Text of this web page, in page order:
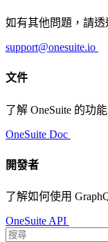
如有其他問題，請透
support@onesuite.io
文件
了解 OneSuite 的功
OneSuite Doc
開發者
了解如何使用
OneSuite API